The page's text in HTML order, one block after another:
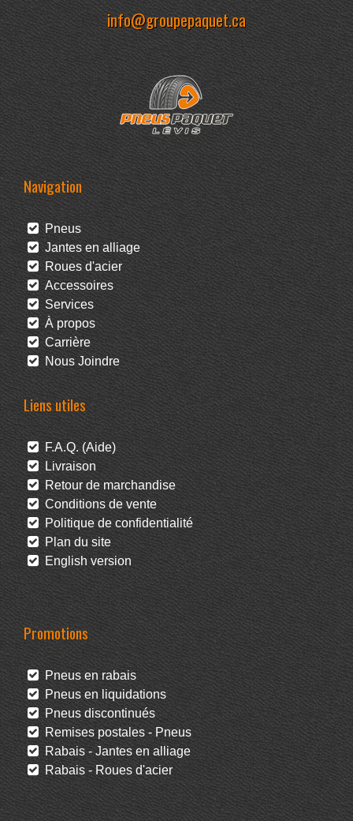
info@groupepaquet.ca
Navigation
Pneus
Jantes en alliage
Roues d'acier
Accessoires
Services
À propos
Carrière
Nous Joindre
Liens utiles
F.A.Q. (Aide)
Livraison
Retour de marchandise
Conditions de vente
Politique de confidentialité
Plan du site
English version
Promotions
Pneus en rabais
Pneus en liquidations
Pneus discontinués
Remises postales - Pneus
Rabais - Jantes en alliage
Rabais - Roues d'acier